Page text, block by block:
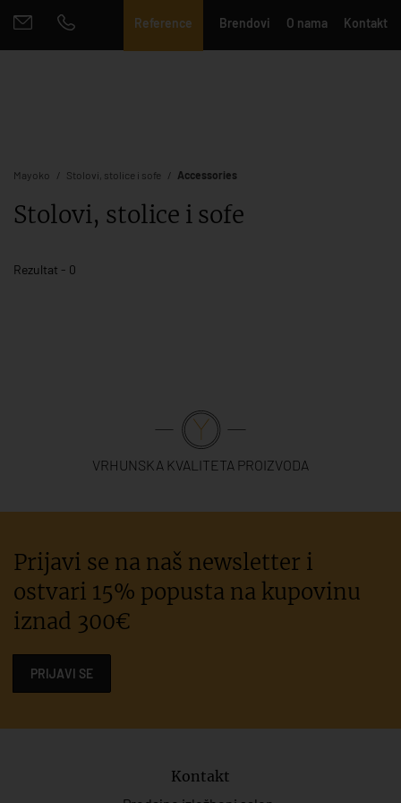
Reference Brendovi O nama Kontakt
Mayoko Stolovi, stolice i sofe Accessories
Stolovi, stolice i sofe
Rezultat - 0
VRHUNSKA KVALITETA PROIZVODA
Prijavi se na naš newsletter i
ostvari 15% popusta na kupovinu
iznad 300€
PRIJAVI SE
Kontakt